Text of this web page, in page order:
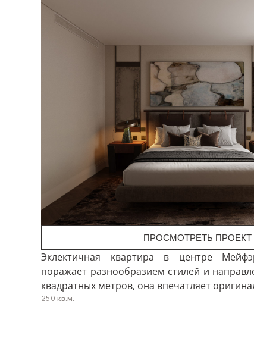
ПРОСМОТРЕТЬ ПРОЕКТ
Эклектичная квартира в центре
поражает разнообразием стилей и
квадратных метров, она впечатляет
250 кв.м.